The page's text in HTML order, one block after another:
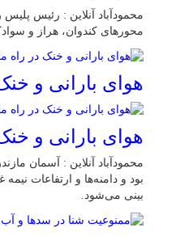
محمودآباد آنلاین : رئیس پلیس
محور‌های کندوان، هراز و
هوای بارانی و
هوای بارانی و
محمودآباد آنلاین : آسمان
بود و دامنه‌ها و ارتفاعات
بینی می‌شود.